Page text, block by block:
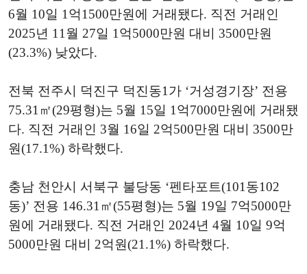
6월 10일 1억1500만원에 거래됐다. 직전 거래인
2025년 11월 27일 1억5000만원 대비 3500만원
(23.3%) 낮았다.
전북 전주시 덕진구 덕진동1가 ‘거성경기장’ 전용
75.31㎡(29평형)는 5월 15일 1억7000만원에 거래됐
다. 직전 거래인 3월 16일 2억500만원 대비 3500만
원(17.1%) 하락했다.
충남 천안시 서북구 불당동 ‘펜타포트(101동102
동)’ 전용 146.31㎡(55평형)는 5월 19일 7억5000만
원에 거래됐다. 직전 거래인 2024년 4월 10일 9억
5000만원 대비 2억원(21.1%) 하락했다.